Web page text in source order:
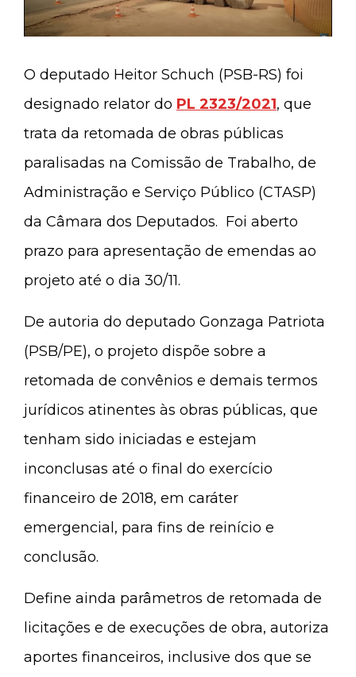
O deputado Heitor Schuch (PSB-RS) foi
designado relator do PL 2323/2021, que
trata da retomada de obras públicas
paralisadas na Comissão de Trabalho, de
Administração e Serviço Público (CTASP)
da Câmara dos Deputados. Foi aberto
prazo para apresentação de emendas ao
projeto até o dia 30/11.
De autoria do deputado Gonzaga Patriota
(PSB/PE), o projeto dispõe sobre a
retomada de convênios e demais termos
jurídicos atinentes às obras públicas, que
tenham sido iniciadas e estejam
inconclusas até o final do exercício
financeiro de 2018, em caráter
emergencial, para fins de reinício e
conclusão.
Define ainda parâmetros de retomada de
licitações e de execuções de obra, autoriza
aportes financeiros, inclusive dos que se